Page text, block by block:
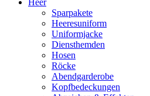
Heer
Sparpakete
Heeresuniform
Uniformjacke
Diensthemden
Hosen
Röcke
Abendgarderobe
Kopfbedeckungen